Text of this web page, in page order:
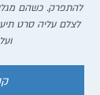
להתפרק. כשהם
לצלם עליה סרט